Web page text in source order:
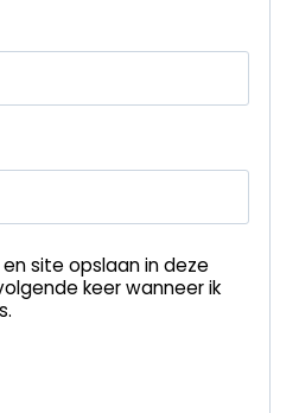
site opslaan in deze
keer wanneer ik